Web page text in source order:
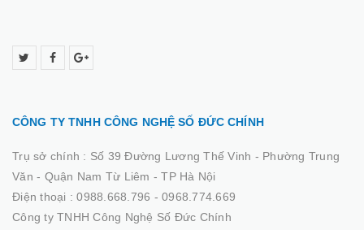
CÔNG TY TNHH CÔNG NGHỆ SỐ ĐỨC CHÍNH
Trụ sở chính : Số 39 Đường Lương Thế Vinh - Phường Trung
Văn - Quận Nam Từ Liêm - TP Hà Nội
Điện thoại :0988.668.796 - 0968.774.669
Công ty TNHH Công Nghệ Số Đức Chính